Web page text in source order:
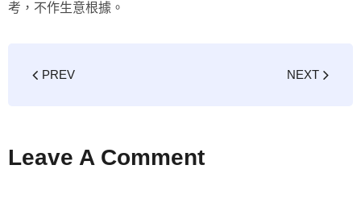
考，不作生意根據。
PREV NEXT
Leave A Comment